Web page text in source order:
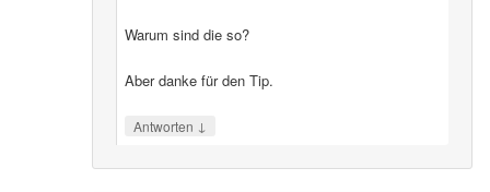
Warum sind die so?
Aber danke für den Tip.
Antworten ↓